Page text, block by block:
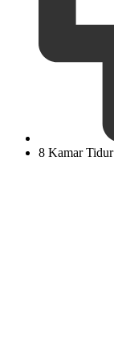
8 Kamar Tidur